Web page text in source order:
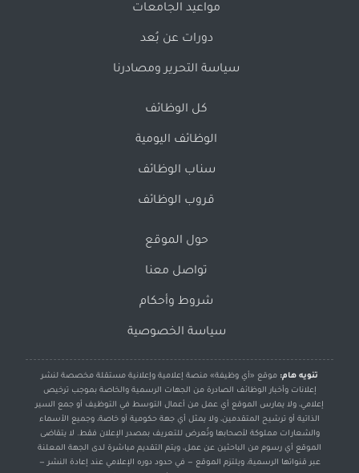
مواعيد الجامعات
دورات عن بُعد
سياسة التحرير ومصادرنا
كل الوظائف
الوظائف اليومية
سناب الوظائف
قروب الوظائف
حول الموقع
تواصل معنا
شروط وأحكام
سياسة الخصوصية
تنويه هام: موقع «أي وظيفة» منصة إعلامية وإعلانية مستقلة مخصصة لنشر
إعلانات وأخبار الوظائف الصادرة من الجهات الرسمية والخاصة بموجب ترخيص
إعلامي، ولا يمارس الموقع أي عمل من أعمال التوسط في التوظيف أو جمع السير
الذاتية أو ترشيح المتقدمين، ولا يمثل أي جهة حكومية أو خاصة، وجميع الأسماء
والشعارات مملوكة لأصحابها وتُعرض للتعريف بمصدر الإعلان فقط. لا يتقاضى
الموقع أي رسوم من الباحثين عن عمل، ويتم التقديم مباشرة لدى الجهة المعلنة
عبر قنواتها الرسمية، ويلتزم الموقع — في حدود دوره الإعلامي عند إعادة النشر —